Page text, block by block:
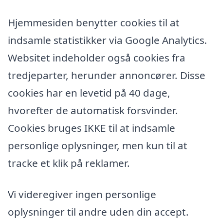
Hjemmesiden benytter cookies til at
indsamle statistikker via Google Analytics.
Websitet indeholder også cookies fra
tredjeparter, herunder annoncører. Disse
cookies har en levetid på 40 dage,
hvorefter de automatisk forsvinder.
Cookies bruges IKKE til at indsamle
personlige oplysninger, men kun til at
tracke et klik på reklamer.
Vi videregiver ingen personlige
oplysninger til andre uden din accept.